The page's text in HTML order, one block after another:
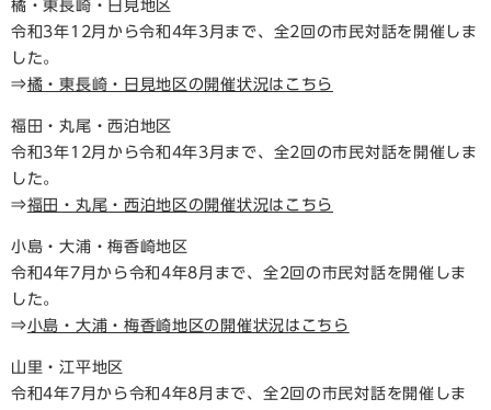
橘・東長崎・日見地区
令和3年12月から令和4年3月まで、全2回の市民対話を開催しま
した。
⇒橘・東長崎・日見地区の開催状況はこちら
福田・丸尾・西泊地区
令和3年12月から令和4年3月まで、全2回の市民対話を開催しま
した。
⇒福田・丸尾・西泊地区の開催状況はこちら
小島・大浦・梅香崎地区
令和4年7月から令和4年8月まで、全2回の市民対話を開催しま
した。
⇒小島・大浦・梅香崎地区の開催状況はこちら
山里・江平地区
令和4年7月から令和4年8月まで、全2回の市民対話を開催しま